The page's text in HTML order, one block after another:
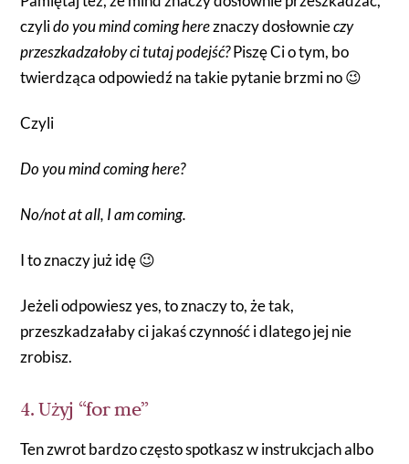
czylido you mind coming hereznaczy dosłownieczy
przeszkadzałoby ci tutaj podejść?Piszę Ci o tym, bo
twierdząca odpowiedź na takie pytanie brzmi no 😉
Czyli
Do you mind coming here?
No/not at all, I am coming.
I to znaczy już idę 😉
Jeżeli odpowiesz yes, to znaczy to, że tak,
przeszkadzałaby ci jakaś czynność i dlatego jej nie
zrobisz.
4. Użyj “for me”
Ten zwrot bardzo często spotkasz w instrukcjach albo